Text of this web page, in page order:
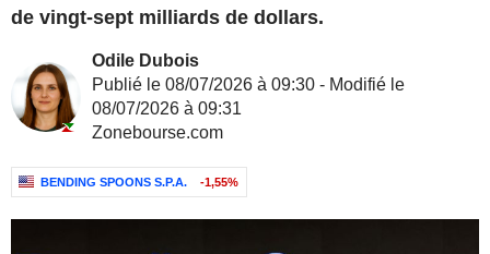
de vingt-sept milliards de dollars.
Odile Dubois
Publié le 08/07/2026 à 09:30 - Modifié le
08/07/2026 à 09:31
Zonebourse.com
BENDING SPOONS S.P.A. -1,55%